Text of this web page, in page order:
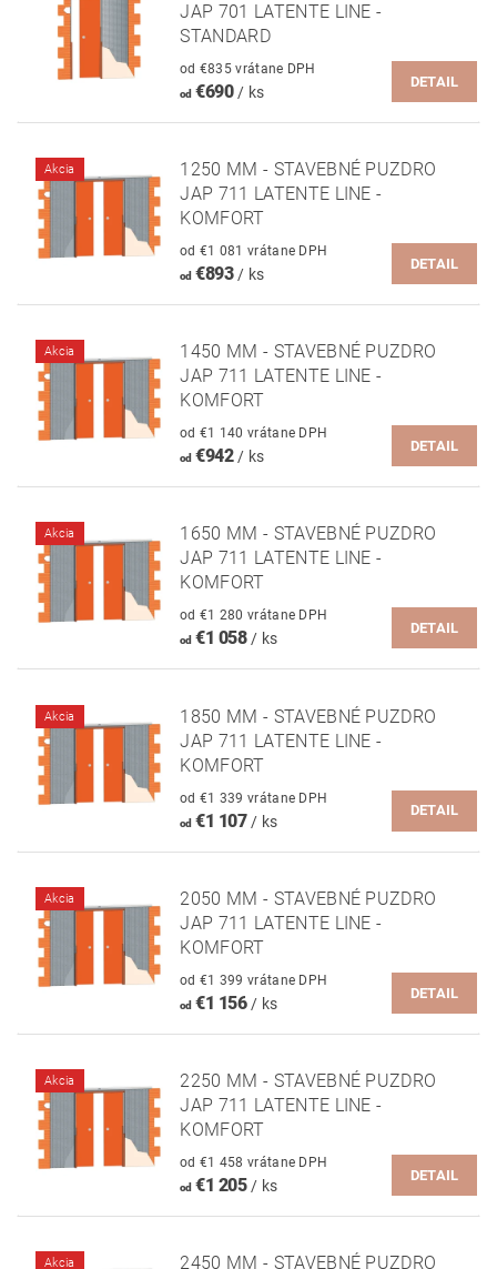
JAP 701 LATENTE LINE -
STANDARD
od €835 vrátane DPH
od€690 / ks
DETAIL
Akcia
1250 MM - STAVEBNÉ PUZDRO
JAP 711 LATENTE LINE -
KOMFORT
od €1 081 vrátane DPH
od€893/ ks
DETAIL
Akcia
1450 MM - STAVEBNÉ PUZDRO
JAP 711 LATENTE LINE -
KOMFORT
od €1 140 vrátane DPH
od€942/ ks
DETAIL
Akcia
1650 MM - STAVEBNÉ PUZDRO
JAP 711 LATENTE LINE -
KOMFORT
od €1 280 vrátane DPH
od€1 058/ ks
DETAIL
Akcia
1850 MM - STAVEBNÉ PUZDRO
JAP 711 LATENTE LINE -
KOMFORT
od €1 339 vrátane DPH
od€1 107 / ks
DETAIL
Akcia
2050 MM - STAVEBNÉ PUZDRO
JAP 711 LATENTE LINE -
KOMFORT
od €1 399 vrátane DPH
od€1 156 / ks
DETAIL
Akcia
2250 MM - STAVEBNÉ PUZDRO
JAP 711 LATENTE LINE -
KOMFORT
od €1 458 vrátane DPH
od€1 205 / ks
DETAIL
Akcia 2450 MM - STAVEBNÉ PUZDRO